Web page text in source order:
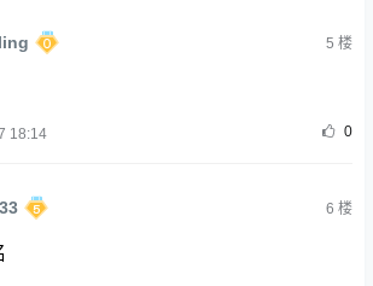
5 楼
18:14 0
6 楼